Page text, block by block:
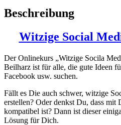
Beschreibung
Witzige Social
Der Onlinekurs „Witzige Socila
Beilharz ist für alle, die gute Ideen
Facebook usw. suchen.
Fällt es Die auch schwer, witzige
erstellen? Oder denkst Du, dass
kompatibel ist? Dann ist dieser
Lösung für Dich.